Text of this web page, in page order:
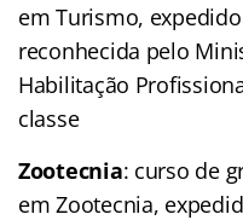
em Turismo,
reconhecida pelo
Habilitação
classe
Zootecnia: curso de
em Zootecnia,